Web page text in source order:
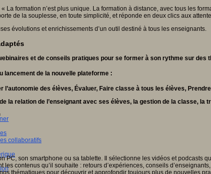
collaboratifs
La formation n’est plus unique. La formation à distance, avec tous les
de la souplesse, en toute simplicité, et réponde en deux clics aux
évolutions et enrichissements d’un outil destiné à tous les enseignants.
et de conseils pratiques pour se former à son rythme sur
lancement de la nouvelle plateforme :
l’autonomie des élèves, Évaluer, Faire classe à tous les élèves,
la relation de l’enseignant avec ses élèves, la gestion de la classe,
PC, son smartphone ou sa tablette. Il sélectionne les vidéos et
les contenus qu’il souhaite : retours d’expériences, conseils
thématiques pour découvrir et approfondir toujours plus de nouvelles